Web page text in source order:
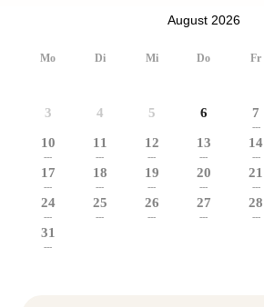
August 2026
Mo Di Mi Do Fr
3 4 5 6 7
---
10
---
11
---
12
---
13
---
14
---
17
---
18
---
19
---
20
---
21
---
24
---
25
---
26
---
27
---
28
---
31
---